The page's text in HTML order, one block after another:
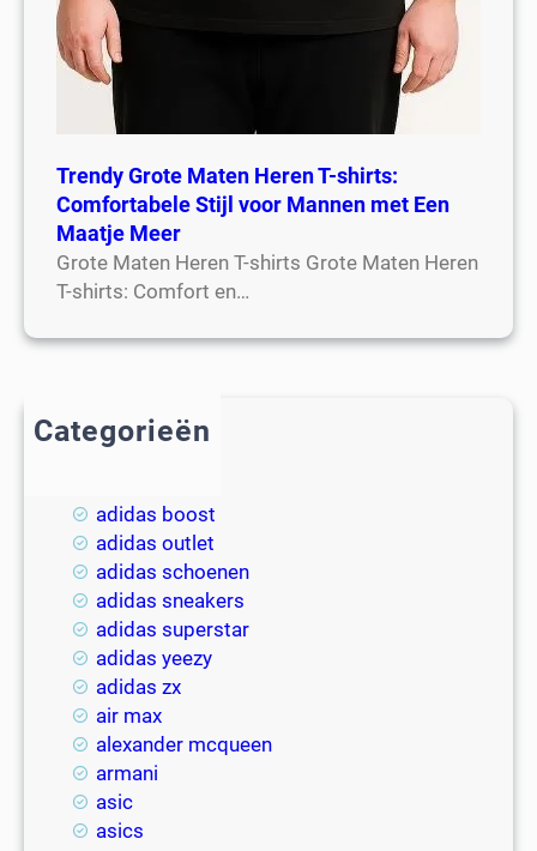
Trendy Grote Maten Heren T-shirts:
Comfortabele Stijl voor Mannen met Een
Maatje Meer
Grote Maten Heren T-shirts Grote Maten Heren
T-shirts: Comfort en…
Categorieën
adidas boost
adidas outlet
adidas schoenen
adidas sneakers
adidas superstar
adidas yeezy
adidas zx
air max
alexander mcqueen
armani
asic
asics